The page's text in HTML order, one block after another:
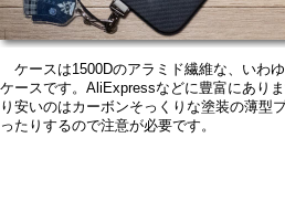
ケースは1500Dのアラミド繊維な、いわ
ケースです。AliExpressなどに豊富にあり
り安いのはカーボンそっくりな塗装の薄型
ったりするので注意が必要です。